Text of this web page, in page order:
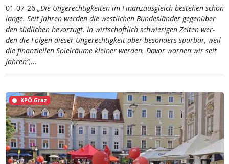
01-07-26 „Die Un­ge­rech­tig­kei­ten im Fi­nanz­aus­g­leich be­ste­hen schon
lan­ge. Seit Jah­ren wer­den die west­li­chen Bun­des­län­der ge­gen­über
den süd­li­chen be­vor­zugt. In wirt­schaft­lich schwie­ri­gen Zei­ten wer­
den die Fol­gen die­ser Un­ge­rech­tig­keit aber be­son­ders spür­bar, weil
die fi­nan­zi­el­len Spiel­räu­me klei­ner wer­den. Da­vor war­nen wir seit
Jah­ren“,…
KPÖ Graz